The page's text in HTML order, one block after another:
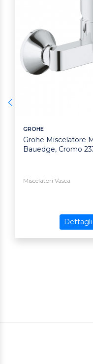
GROHE
Grohe Miscelatore
Bauedge, Cromo
Miscelatori Vasca
Dettagli